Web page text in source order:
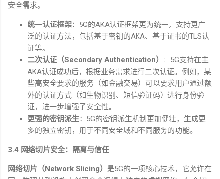
安全需求。
统一认证框架： 5G的AKA认证框架更为统一，支持更广
泛的认证方法，包括基于密钥的AKA、基于证书的TLS认
证等。
二次认证（Secondary Authentication） ： 5G支持在主
AKA认证成功后，根据业务需求进行二次认证。例如，某
些高安全要求的服务（如金融交易）可以要求用户通过额
外的认证方式（如生物识别、短信验证码）进行身份验
证，进一步增强了安全性。
更强的密钥派生： 5G的密钥派生机制更加健壮，生成更
多的独立密钥，用于不同安全域和不同服务的功能。
3.4 网络切片安全：隔离与信任
网络切片（Network Slicing） 是5G的一项核心技术，它允许在